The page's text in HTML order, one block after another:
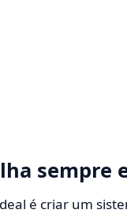
sempre
é criar um